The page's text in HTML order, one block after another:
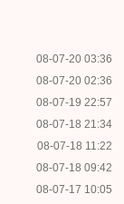
08-07-20 03:36
08-07-20 02:36
08-07-19 22:57
08-07-18 21:34
08-07-18 11:22
08-07-18 09:42
08-07-17 10:05